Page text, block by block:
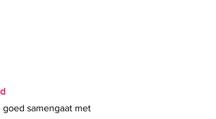
samengaat met